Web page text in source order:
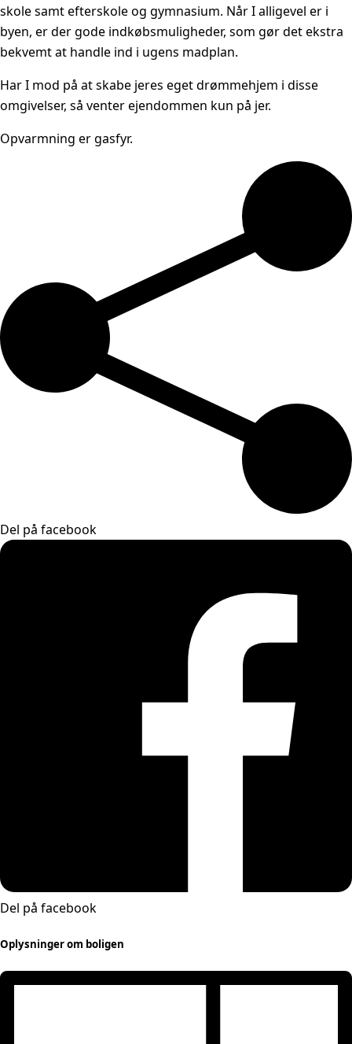
skole samt efterskole og gymnasium. Når I alligevel er i
byen, er der gode indkøbsmuligheder, som gør det ekstra
bekvemt at handle ind i ugens madplan.
Har I mod på at skabe jeres eget drømmehjem i disse
omgivelser, så venter ejendommen kun på jer.
Opvarmning er gasfyr.
Del på facebook
Del på facebook
Oplysninger om boligen